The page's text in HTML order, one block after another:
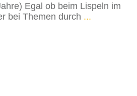
Egal ob beim Lispeln im
bei Themen durch ...